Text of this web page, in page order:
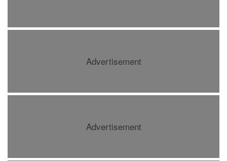
Advertisement
Advertisement